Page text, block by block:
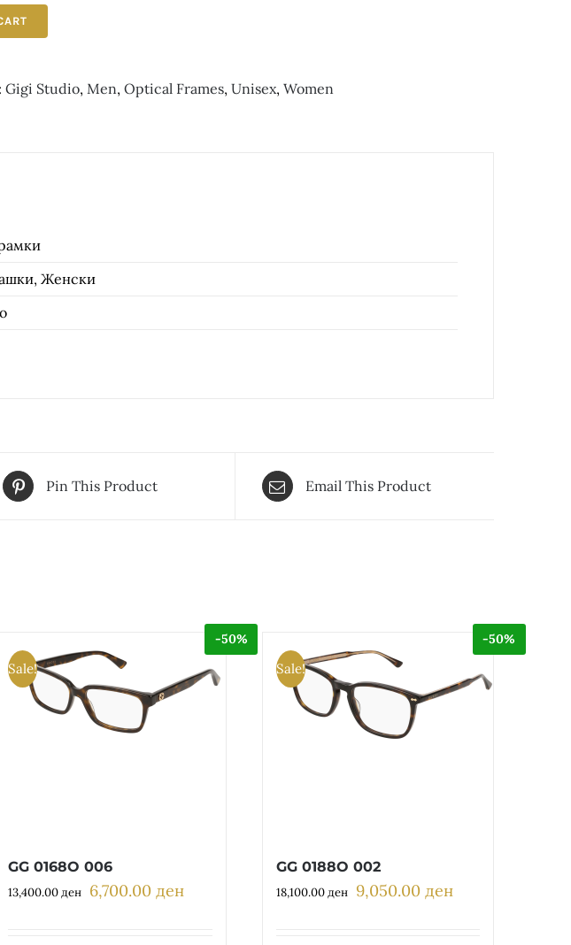
Gigi Studio, Men, Optical Frames, Unisex, Women
Женски
Pin This Product Email This Product
Sale!
-50%
GG 0168O 006
13,400.00ден Original
6,700.00 денCurrent
Sale!
-50%
GG 0188O 002
18,100.00ден
Original
9,050.00 денCurrent